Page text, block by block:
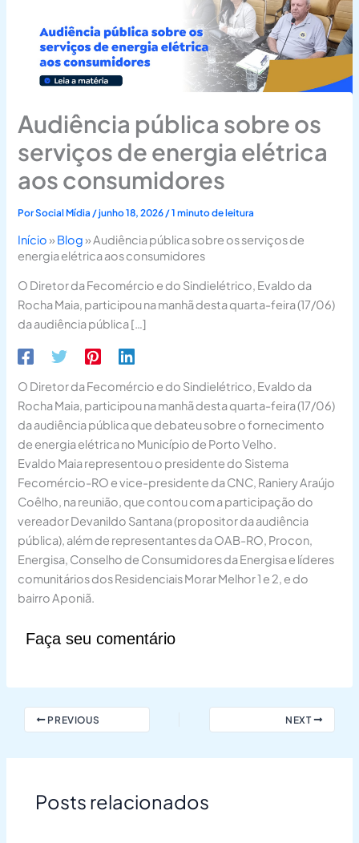
Audiência pública sobre os
serviços de energia elétrica
aos consumidores
PorSocial Mídia /junho 18, 2026 /1 minuto de leitura
Início» Blog»Audiência pública sobre os serviços de
energia elétrica aos consumidores
O Diretor da Fecomércio e do Sindielétrico, Evaldo da
Rocha Maia, participou na manhã desta quarta-feira (17/06)
da audiência pública […]
O Diretor da Fecomércio e do Sindielétrico, Evaldo da
Rocha Maia, participou na manhã desta quarta-feira (17/06)
da audiência pública que debateu sobre o fornecimento
de energia elétrica no Município de Porto Velho.
Evaldo Maia representou o presidente do Sistema
Fecomércio-RO e vice-presidente da CNC, Raniery Araújo
Coêlho, na reunião, que contou com a participação do
vereador Devanildo Santana (propositor da audiência
pública), além de representantes da OAB-RO, Procon,
Energisa, Conselho de Consumidores da Energisa e líderes
comunitários dos Residenciais Morar Melhor 1 e 2, e do
bairro Aponiã.
Faça seu comentário
PREVIOUS NEXT
Posts relacionados